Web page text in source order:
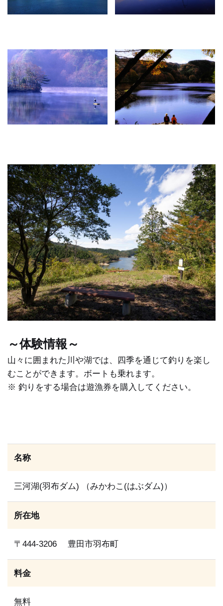
～体験情報～
山々に囲まれた川や湖では、四季を通じて釣りを楽し
むことができます。ボートも乗れます。
※ 釣りをする場合は遊漁券を購入してください。
名称
三河湖(羽布ダム) （みかわこ(はぶダム)）
所在地
〒444-3206 豊田市羽布町
料金
無料